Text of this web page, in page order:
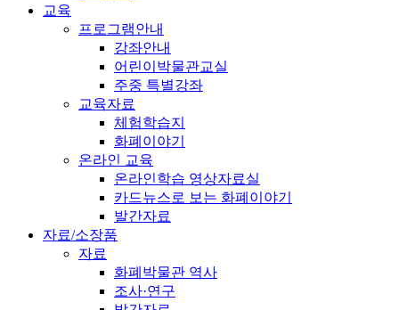
교육
프로그램안내
강좌안내
어린이박물관교실
주중 특별강좌
교육자료
체험학습지
화폐이야기
온라인 교육
온라인학습 영상자료실
카드뉴스로 보는 화폐이야기
발간자료
자료/소장품
자료
화폐박물관 역사
조사·연구